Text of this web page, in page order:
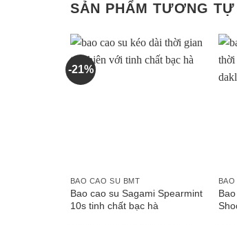
SẢN PHẨM TƯƠNG TỰ
-21%
BAO CAO SU BMT
Bao cao su Sagami Spearmint
10s tinh chất bạc hà